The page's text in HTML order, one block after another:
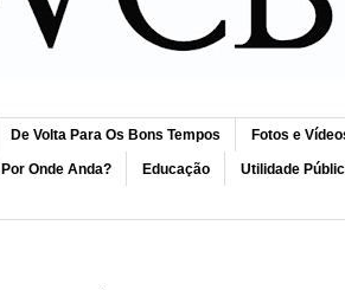
De Volta Para Os Bons Tempos Fotos e
Por Onde Anda? Educação Utilidade